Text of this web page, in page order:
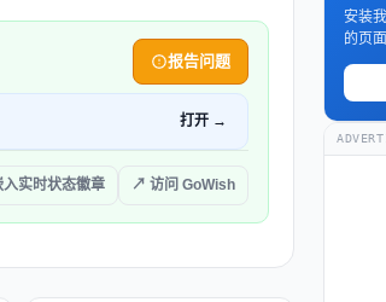
报告问题
打开 →
入实时状态徽章 ↗ 访问 GoWish
安装
的页